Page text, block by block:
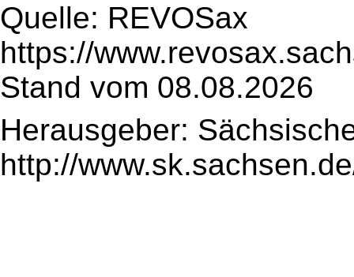
Quelle: REVOSax
https://
Stand vom 08.08.2026
Herausgeber:
http://